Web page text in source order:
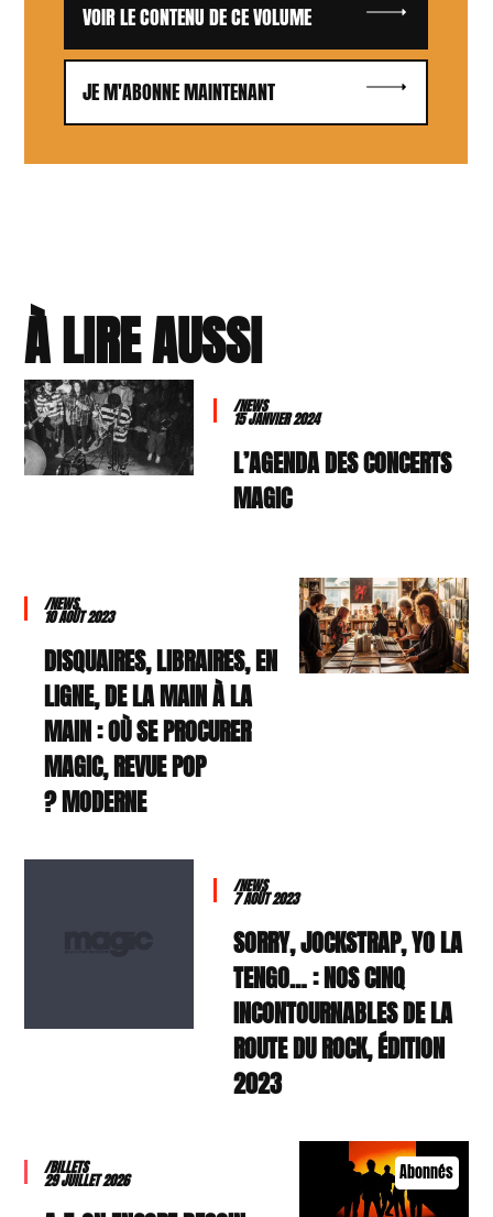
VOIR LE CONTENU DE CE VOLUME
JE M'ABONNE MAINTENANT
À LIRE AUSSI
/NEWS
15 JANVIER 2024
L’AGENDA DES CONCERTS
MAGIC
/NEWS
10 AOÛT 2023
DISQUAIRES, LIBRAIRES, EN
LIGNE, DE LA MAIN À LA
MAIN : OÙ SE PROCURER
MAGIC, REVUE POP
MODERNE ?
/NEWS
7 AOÛT 2023
SORRY, JOCKSTRAP, YO LA
TENGO… : NOS CINQ
INCONTOURNABLES DE LA
ROUTE DU ROCK, ÉDITION
2023
Abonnés
/BILLETS
29 JUILLET 2026